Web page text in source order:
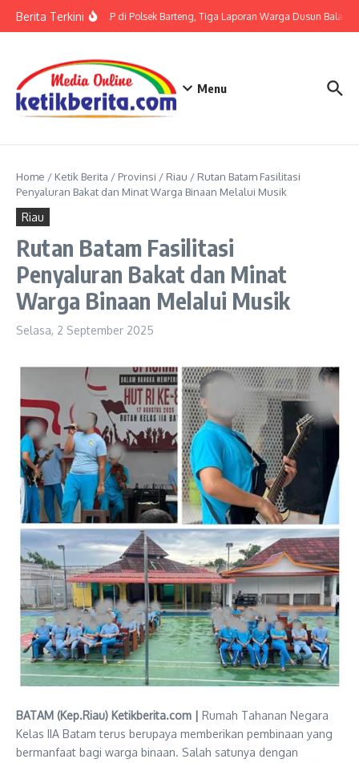
Berita TerkiniTerkait LP di Polsek Barteng, Tiga Laporan Warga Dusun Balaka
Menu
Home / Ketik Berita / Provinsi / Riau / Rutan Batam Fasilitasi
Penyaluran Bakat dan Minat Warga Binaan Melalui Musik
Riau
Rutan Batam Fasilitasi
Penyaluran Bakat dan Minat
Warga Binaan Melalui Musik
Selasa, 2 September 2025
BATAM (Kep.Riau) Ketikberita.com | Rumah Tahanan Negara
Kelas IIA Batam terus berupaya memberikan pembinaan yang
bermanfaat bagi warga binaan. Salah satunya dengan